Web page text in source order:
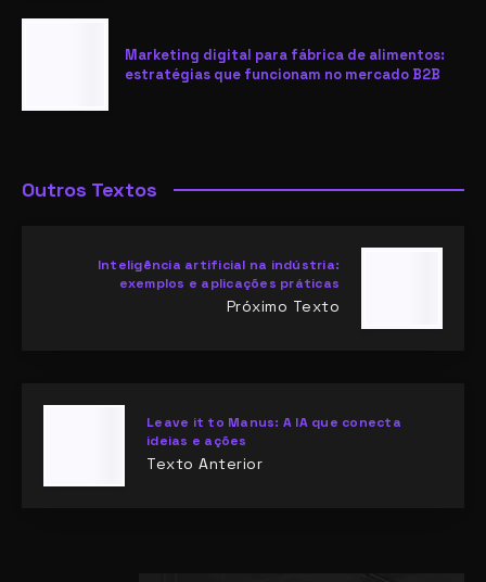
Marketing digital para fábrica de alimentos:
estratégias que funcionam no mercado B2B
Outros Textos
Inteligência artificial na indústria:
exemplos e aplicações práticas
Próximo Texto
Leave it to Manus: A IA que conecta
ideias e ações
Texto Anterior